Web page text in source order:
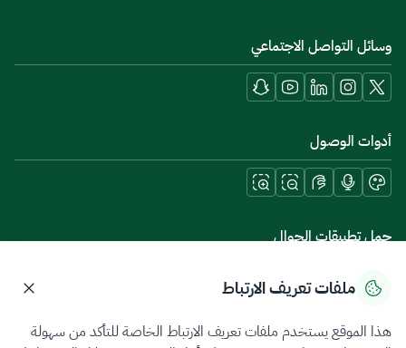
وسائل التواصل الاجتماعي
أدوات الوصول
حمل تطبيقات الجوال
سياسة الخصوصيةشروط الاستخدامخريطة الموقع
ملفات تعريف الارتباط
هذا الموقع يستخدم ملفات تعريف الارتباط الخاصة للتأكد من سهولة